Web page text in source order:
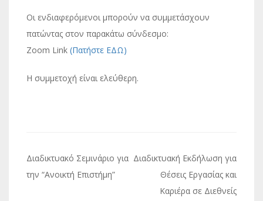
Οι ενδιαφερόμενοι μπορούν να συμμετάσχουν
πατώντας στον παρακάτω σύνδεσμο:
Zoom Link (Πατήστε ΕΔΩ)
Η συμμετοχή είναι ελεύθερη.
Πλοήγηση
άρθρων
Διαδικτυακό Σεμινάριο για
την “Ανοικτή Επιστήμη”
Διαδικτυακή Εκδήλωση για
Θέσεις Εργασίας και
Καριέρα σε Διεθνείς